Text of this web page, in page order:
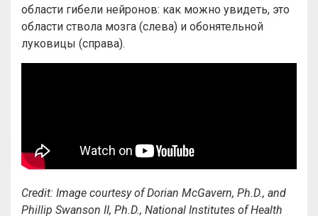
области гибели нейронов: как можно увидеть, это
области ствола мозга (слева) и обонятельной
луковицы (справа).
Credit: Image courtesy of Dorian McGavern, Ph.D., and
Phillip Swanson II, Ph.D., National Institutes of Health